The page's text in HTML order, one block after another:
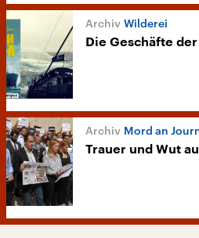
Wilderei
Die Geschäfte
Mord an
Trauer und Wut